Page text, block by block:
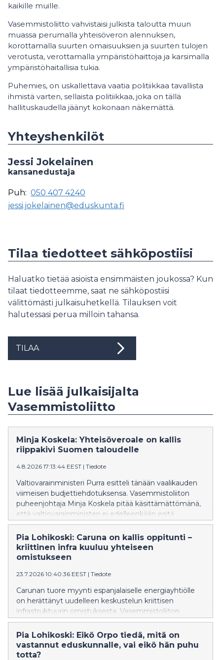
kaikille muille.
Vasemmistoliitto vahvistaisi julkista taloutta muun
muassa perumalla yhteisöveron alennuksen,
korottamalla suurten omaisuuksien ja suurten tulojen
verotusta, verottamalla ympäristöhaittoja ja karsimalla
ympäristöhaitallisia tukia.
Puhemies, on uskallettava vaatia politiikkaa tavallista
ihmistä varten, sellaista politiikkaa, joka on tällä
hallituskaudella jäänyt kokonaan näkemättä.
Yhteyshenkilöt
Jessi Jokelainen
kansanedustaja
Puh: 050 407 4240
jessi.jokelainen@eduskunta.fi
Tilaa tiedotteet sähköpostiisi
Haluatko tietää asioista ensimmäisten joukossa? Kun
tilaat tiedotteemme, saat ne sähköpostiisi
välittömästi julkaisuhetkellä. Tilauksen voit
halutessasi perua milloin tahansa.
TILAA
Lue lisää julkaisijalta
Vasemmistoliitto
Minja Koskela: Yhteisöveroale on kallis
riippakivi Suomen taloudelle
4.8.2026 17:13:44 EEST | Tiedote
Valtiovarainministeri Purra esitteli tänään vaalikauden
viimeisen budjettiehdotuksensa. Vasemmistoliiton
puheenjohtaja Minja Koskela pitää käsittämättömänä,
että valtiovarainministeri ei edelleenkään esitä
yhteisöveroalen poistamista.
Pia Lohikoski: Caruna on kallis oppitunti –
kriittinen infra kuuluu yhteiseen
omistukseen
23.7.2026 10:40:36 EEST | Tiedote
Carunan tuore myynti espanjalaiselle energiayhtiölle
on herättänyt uudelleen keskustelun kriittisen
infrastruktuurin omistuksesta. Vasemmistoliiton
eduskuntaryhmän varapuheenjohtaja Pia Lohikosken
mukaan sähköverkkojen myynti sijoittajille oli virhe,
jonka seurauksia suomalaiset kuluttajat maksavat
edelleen.
Pia Lohikoski: Eikö Orpo tiedä, mitä on
vastannut eduskunnalle, vai eikö hän puhu
totta?